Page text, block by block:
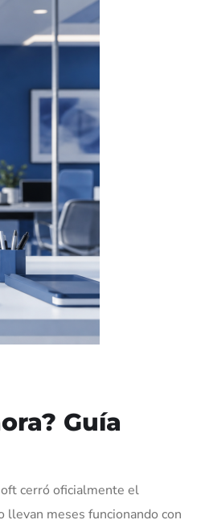
Guía
cerró oficialmente el
meses funcionando con